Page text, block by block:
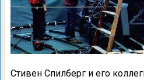
Стивен Спилберг и его